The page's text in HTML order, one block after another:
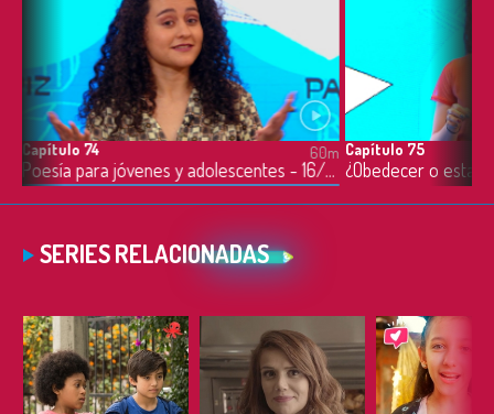
Capítulo 74
Poesía para jóvenes y adolescentes - 16/07/2021
60m Capítulo 75
SERIES RELACIONADAS